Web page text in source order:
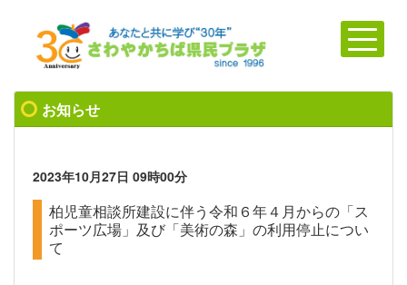
お知らせ
2023年10月27日 09時00分
柏児童相談所建設に伴う令和６年４月からの「ス
ポーツ広場」及び「美術の森」の利用停止につい
て